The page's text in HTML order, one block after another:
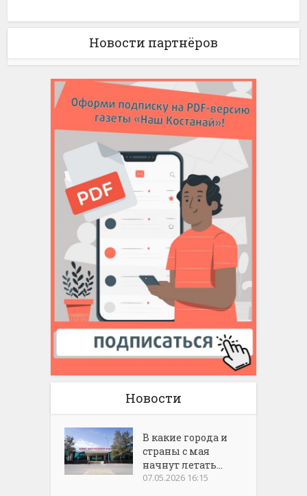
Новости партнёров
Новости
В какие города и
страны с мая
начнут летать...
07.05.2026 16:15